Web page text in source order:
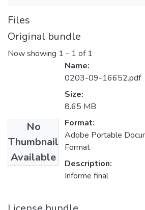
Files
Original bundle
Now showing 1 - 1 of 1
No
Thumbnail
Available
Name:
0203-09-16652.pdf
Size:
8.65 MB
Format:
Adobe Portable
Format
Description:
Informe final